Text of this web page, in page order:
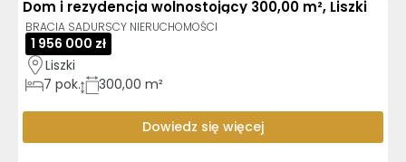
Dom i rezydencja wolnostojący 300,00 m², Liszki
BRACIA SADURSCY NIERUCHOMOŚCI
1 956 000 zł
Liszki
7 pok. 300,00 m²
Dowiedz się więcej